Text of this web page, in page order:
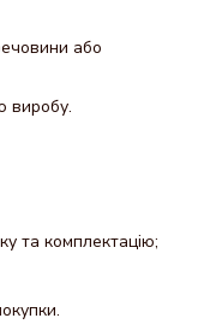
або
виробу.
та комплектацію;